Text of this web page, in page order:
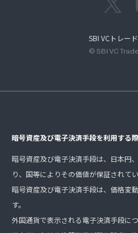
SBI VCトレー
© SBI VC
暗号資産及び電子決済手段を利用する
暗号資産及び電子決済手段は、日本円
り、国等によりその価値が保証されて
暗号資産及び電子決済手段は、価格変
す。
外国通貨で表示される電子決済手段に